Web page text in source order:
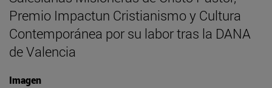
Premio Impactun Cristianismo y Cultura
Contemporánea por su labor tras la DANA
de Valencia
Imagen